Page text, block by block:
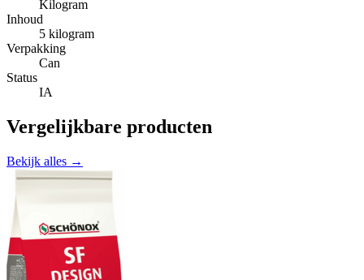
Kilogram
Inhoud
5 kilogram
Verpakking
Can
Status
IA
Vergelijkbare producten
Bekijk alles →